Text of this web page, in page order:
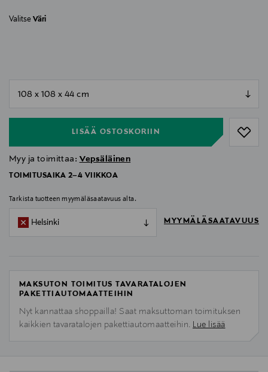
Valitse Väri
LISÄÄ OSTOSKORIIN
Myy ja toimittaa: Vepsäläinen
TOIMITUSAIKA 2–4 VIIKKOA
Tarkista tuotteen myymäläsaatavuus alta.
Helsinki MYYMÄLÄSAATAVUUS
MAKSUTON TOIMITUS TAVARATALOJEN
PAKETTIAUTOMAATTEIHIN
Nyt kannattaa shoppailla! Saat maksuttoman toimituksen
kaikkien tavaratalojen pakettiautomaatteihin. Lue lisää